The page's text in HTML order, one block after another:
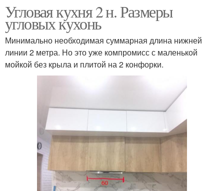
Угловая кухня 2 н. Размеры
угловых кухонь
Минимально необходимая суммарная длина нижней
линии 2 метра. Но это уже компромисс с маленькой
мойкой без крыла и плитой на 2 конфорки.